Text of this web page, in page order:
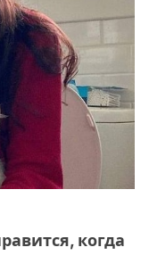
когда